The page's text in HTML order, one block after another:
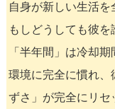
自身が新しい生活を
もしどうしても彼
「半年間」は冷却
環境に完全に慣れ、
ずさ」が完全にリセ